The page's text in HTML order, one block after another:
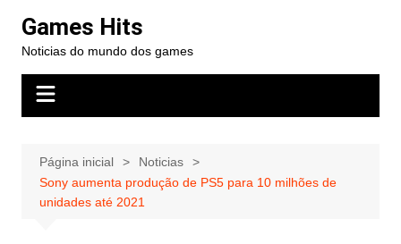
para
conteúdo
Games Hits
Noticias do mundo dos games
Página inicial
Noticias
Sony aumenta produção de PS5 para 10 milhões de
unidades até 2021